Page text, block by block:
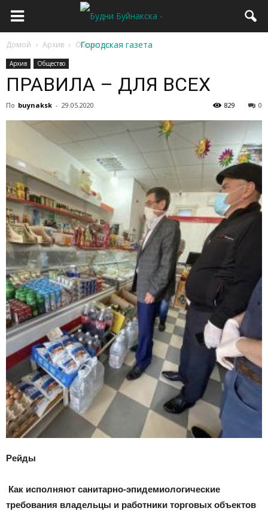
Домой Архив Общество
Архив Общество
ПРАВИЛА – ДЛЯ ВСЕХ
По buynaksk - 29.05.2020 0
829
Рейды
Как исполняют санитарно-эпидемиологические
требования владельцы и работники торговых объектов